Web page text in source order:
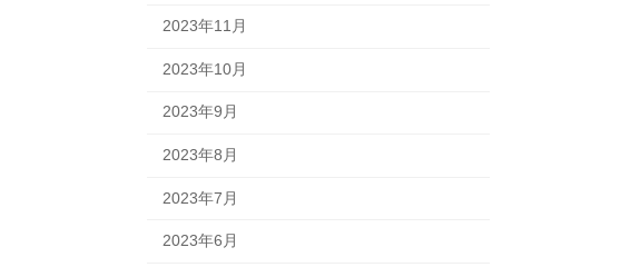
2023年11月
2023年10月
2023年9月
2023年8月
2023年7月
2023年6月